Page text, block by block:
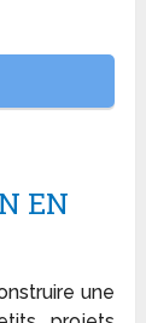
EN
une